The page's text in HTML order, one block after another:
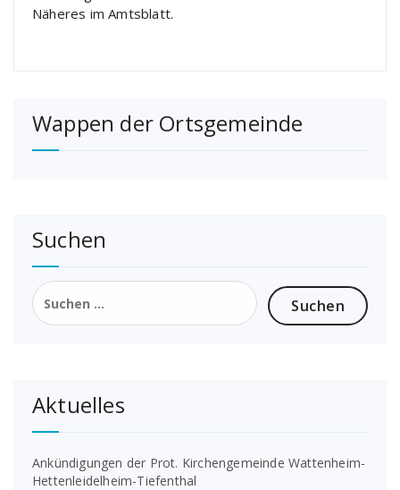
Näheres im Amtsblatt.
Wappen der Ortsgemeinde
Suchen
Suchen
nach:
Aktuelles
Ankündigungen der Prot. Kirchengemeinde Wattenheim-
Hettenleidelheim-Tiefenthal